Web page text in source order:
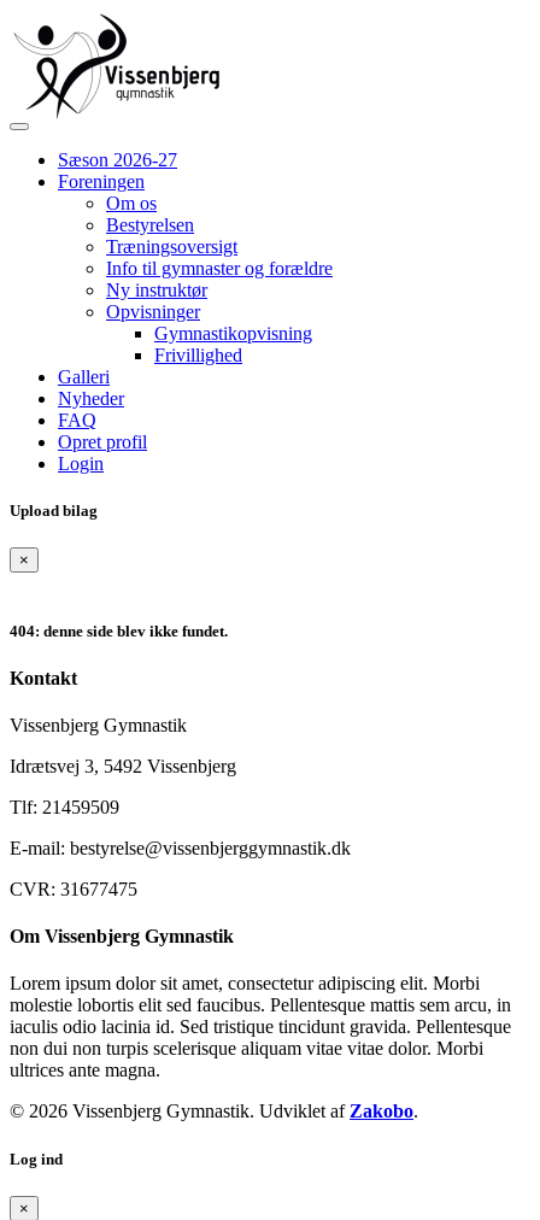
Sæson 2026-27
Foreningen
Om os
Bestyrelsen
Træningsoversigt
Info til gymnaster og forældre
Ny instruktør
Opvisninger
Gymnastikopvisning
Frivillighed
Galleri
Nyheder
FAQ
Opret profil
Login
Upload bilag
×
404: denne side blev ikke fundet.
Kontakt
Vissenbjerg Gymnastik
Idrætsvej 3, 5492 Vissenbjerg
Tlf: 21459509
E-mail: bestyrelse@vissenbjerggymnastik.dk
CVR: 31677475
Om Vissenbjerg Gymnastik
Lorem ipsum dolor sit amet, consectetur adipiscing elit. Morbi
molestie lobortis elit sed faucibus. Pellentesque mattis sem arcu, in
iaculis odio lacinia id. Sed tristique tincidunt gravida. Pellentesque
non dui non turpis scelerisque aliquam vitae vitae dolor. Morbi
ultrices ante magna.
© 2026 Vissenbjerg Gymnastik. Udviklet afZakobo.
Log ind
×